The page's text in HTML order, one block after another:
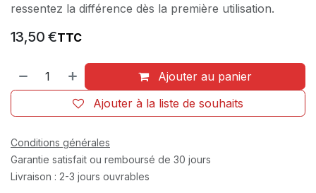
ressentez la différence dès la première utilisation.
13,50 €TTC
Ajouter au panier
Ajouter à la liste de souhaits
Conditions générales
Garantie satisfait ou remboursé de 30 jours
Livraison : 2-3 jours ouvrables